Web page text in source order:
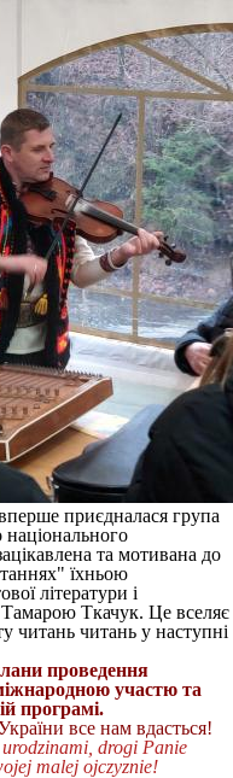
приєдналася група
національного
та мотивана до
їхньою
літератури і
Тамарою Ткачук. Це вселяє
читань читань у наступні
проведення
участю та
програмі.
все нам вдасться!
drogi Panie
malej ojczyznie!